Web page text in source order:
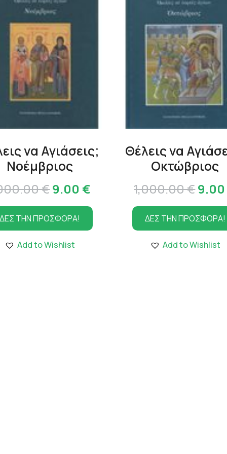
να Αγιάσεις;
Νοέμβριος
€Original
price
was:
1,000.00 €.
9.00 €
τρέχουσα
τιμή
ΔΕΣ ΤΗΝ ΠΡΟΣΦΟΡΑ!
Add to Wishlist
Θέλεις να
Οκτώβριος
1,000.00€
price
was:
9.00
ΔΕΣ ΤΗΝ ΠΡΟΣΦΟΡΑ!
Add to Wishlist